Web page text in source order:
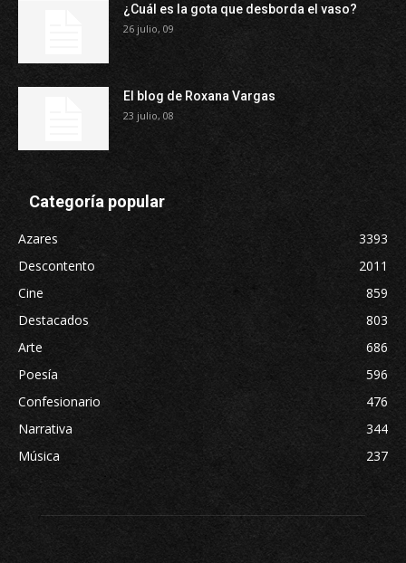
¿Cuál es la gota que desborda el vaso?
26 julio, 09
El blog de Roxana Vargas
23 julio, 08
Categoría popular
Azares
3393
Descontento
2011
Cine
859
Destacados
803
Arte
686
Poesía
596
Confesionario
476
Narrativa
344
Música
237